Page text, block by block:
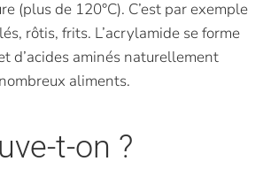
(plus de 120°C). C’est par exemple
rôtis, frits. L’acrylamide se forme
d’acides aminés naturellement
aliments.
t-on ?